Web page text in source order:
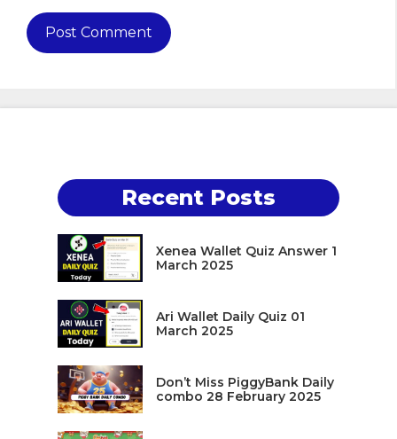
Recent Posts
Xenea Wallet Quiz Answer 1
March 2025
Ari Wallet Daily Quiz 01
March 2025
Don’t Miss PiggyBank Daily
combo 28 February 2025